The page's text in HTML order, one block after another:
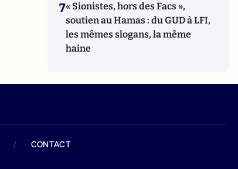
7« Sionistes, hors des Facs »,
soutien au Hamas : du GUD à LFI,
les mêmes slogans, la même
haine
/ CONTACT